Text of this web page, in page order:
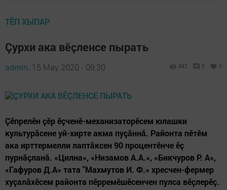
ТӖП ХЫПАР
​​​​​​​Çурхи ака вӗҫленсе пырать
admin, 15 May 2020 - 09:30 392 0 0
Ҫӗпрелӗн ҫӗр ӗҫченӗ-механизаторӗсем юлашки
культурӑсене уй-хирте акма пуçăннӑ. Районта пӗтӗм
ака ирттермелли лаптӑксен 90 процентӗнче ӗҫ
пурнăçланă. «Цилна», «Низамов А.А.», «Бикчуров Р. А»,
«Гафуров Д.А» тата "Махмутов И. Ф.» хресчен-фермер
хуҫалӑхӗсем районта пӗрремӗшӗсенчен пулса вӗҫлерӗç.